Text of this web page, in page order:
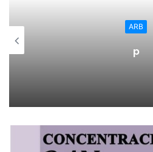
llevando a cabo en este sentido
respuesta institucional y a
actuación”. Igualmente, ha
Tras la intervención de
ARB
p